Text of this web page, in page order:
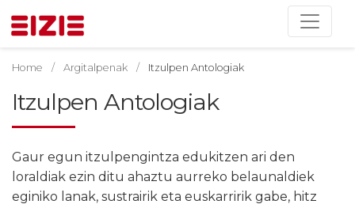
Home Argitalpenak Itzulpen Antologiak
Itzulpen Antologiak
Gaur egun itzulpengintza edukitzen ari den
loraldiak ezin ditu ahaztu aurreko belaunaldiek
eginiko lanak, sustrairik eta euskarririk gabe, hitz